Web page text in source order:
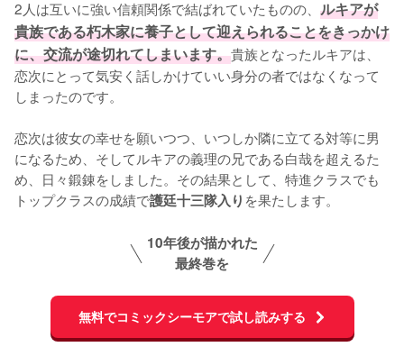
2人は互いに強い信頼関係で結ばれていたものの、 ルキアが
貴族である朽木家に養子として迎えられることをきっかけ
に、交流が途切れてしまいます。貴族となったルキアは、
恋次にとって気安く話しかけていい身分の者ではなくなって
しまったのです。
恋次は彼女の幸せを願いつつ、いつしか隣に立てる対等に男
になるため、そしてルキアの義理の兄である白哉を超えるた
め、日々鍛錬をしました。その結果として、特進クラスでも
トップクラスの成績で護廷十三隊入り を果たします。
10年後が描かれた
最終巻を
無料でコミックシーモアで試し読みする